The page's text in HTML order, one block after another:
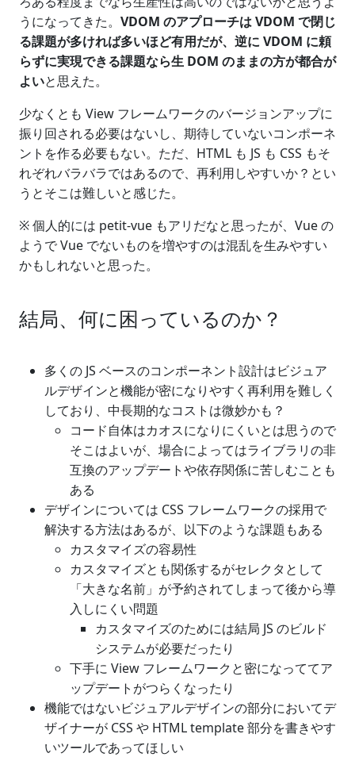
うになってきた。 VDOM のアプローチは VDOM で閉じ
る課題が多ければ多いほど有用だが、逆に VDOM に頼
らずに実現できる課題なら生 DOM のままの方が都合が
よいと思えた。
少なくとも View フレームワークのバージョンアップに
振り回される必要はないし、期待していないコンポーネ
ントを作る必要もない。ただ、HTML も JS も CSS もそ
れぞれバラバラではあるので、再利用しやすいか？とい
うとそこは難しいと感じた。
※ 個人的には petit-vue もアリだなと思ったが、Vue の
ようで Vue でないものを増やすのは混乱を生みやすい
かもしれないと思った。
結局、何に困っているのか？
多くの JS ベースのコンポーネント設計はビジュア
ルデザインと機能が密になりやすく再利用を難しく
しており、中長期的なコストは微妙かも？
コード自体はカオスになりにくいとは思うので
そこはよいが、場合によってはライブラリの非
互換のアップデートや依存関係に苦しむことも
ある
デザインについては CSS フレームワークの採用で
解決する方法はあるが、以下のような課題もある
カスタマイズの容易性
カスタマイズとも関係するがセレクタとして
「大きな名前」が予約されてしまって後から導
入しにくい問題
カスタマイズのためには結局 JS のビルド
システムが必要だったり
下手に View フレームワークと密になっててア
ップデートがつらくなったり
機能ではないビジュアルデザインの部分においてデ
ザイナーが CSS や HTML template 部分を書きやす
いツールであってほしい